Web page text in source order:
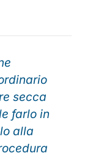
secca
farlo in
alla